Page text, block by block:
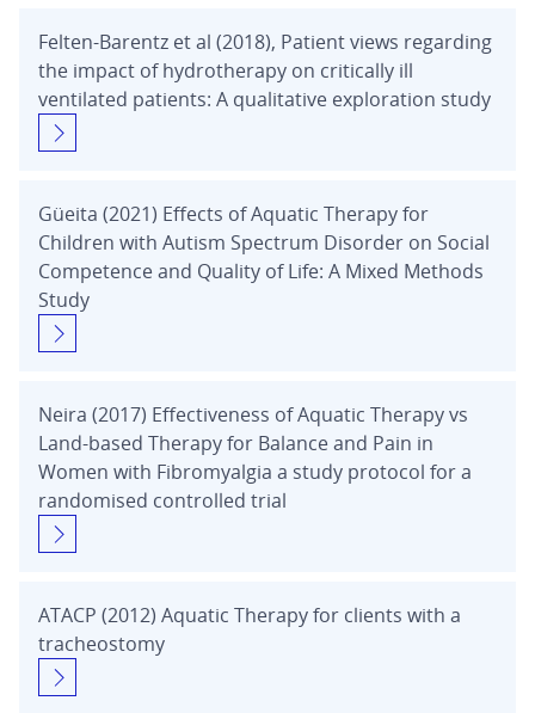
Felten-Barentz et al (2018), Patient views regarding
the impact of hydrotherapy on critically ill
ventilated patients: A qualitative exploration study
Güeita (2021) Effects of Aquatic Therapy for
Children with Autism Spectrum Disorder on Social
Competence and Quality of Life: A Mixed Methods
Study
Neira (2017) Effectiveness of Aquatic Therapy vs
Land-based Therapy for Balance and Pain in
Women with Fibromyalgia a study protocol for a
randomised controlled trial
ATACP (2012) Aquatic Therapy for clients with a
tracheostomy